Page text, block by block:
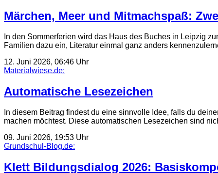
Märchen, Meer und Mitmachspaß:
In den Sommerferien wird das Haus des Buches in Leipzig
Familien dazu ein, Literatur einmal ganz anders
12. Juni 2026, 06:46 Uhr
Materialwiese.de:
Automatische Lesezeichen
In diesem Beitrag findest du eine sinnvolle Idee, falls du
machen möchtest. Diese automatischen Lesezeichen sind
09. Juni 2026, 19:53 Uhr
Grundschul-Blog.de:
Klett Bildungsdialog 2026: